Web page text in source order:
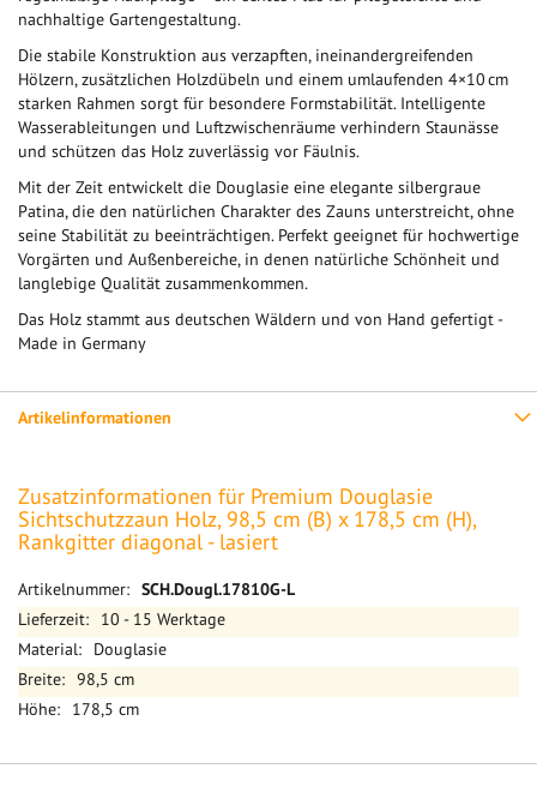
nachhaltige Gartengestaltung.
Die stabile Konstruktion aus verzapften, ineinandergreifenden
Hölzern, zusätzlichen Holzdübeln und einem umlaufenden 4×10 cm
starken Rahmen sorgt für besondere Formstabilität. Intelligente
Wasserableitungen und Luftzwischenräume verhindern Staunässe
und schützen das Holz zuverlässig vor Fäulnis.
Mit der Zeit entwickelt die Douglasie eine elegante silbergraue
Patina, die den natürlichen Charakter des Zauns unterstreicht, ohne
seine Stabilität zu beeinträchtigen. Perfekt geeignet für hochwertige
Vorgärten und Außenbereiche, in denen natürliche Schönheit und
langlebige Qualität zusammenkommen.
Das Holz stammt aus deutschen Wäldern und von Hand gefertigt -
Made in Germany
Artikelinformationen
Zusatzinformationen für Premium Douglasie
Sichtschutzzaun Holz, 98,5 cm (B) x 178,5 cm (H),
Rankgitter diagonal - lasiert
Mehr
Informationen
SCH.Dougl.17810G-L
10 - 15 Werktage
Douglasie
98,5 cm
178,5 cm